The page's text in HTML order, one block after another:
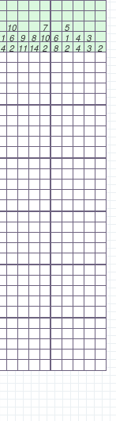
10 7
5
6 9 8 10 6 1 4 3
2 11 14 2 8 2 4 3 2